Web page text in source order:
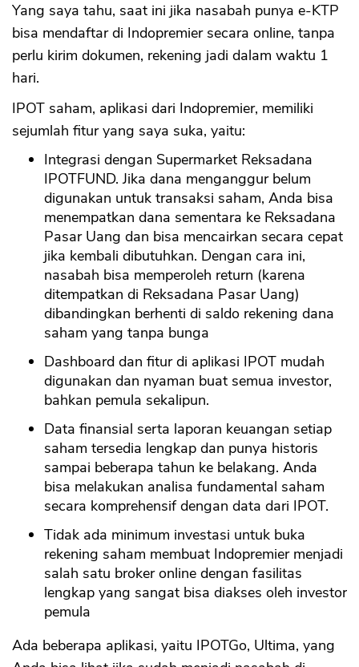
Yang saya tahu, saat ini jika nasabah punya e-KTP
bisa mendaftar di Indopremier secara online, tanpa
perlu kirim dokumen, rekening jadi dalam waktu 1
hari.
IPOT saham, aplikasi dari Indopremier, memiliki
sejumlah fitur yang saya suka, yaitu:
Integrasi dengan Supermarket Reksadana
IPOTFUND. Jika dana menganggur belum
digunakan untuk transaksi saham, Anda bisa
menempatkan dana sementara ke Reksadana
Pasar Uang dan bisa mencairkan secara cepat
jika kembali dibutuhkan. Dengan cara ini,
nasabah bisa memperoleh return (karena
ditempatkan di Reksadana Pasar Uang)
dibandingkan berhenti di saldo rekening dana
saham yang tanpa bunga
Dashboard dan fitur di aplikasi IPOT mudah
digunakan dan nyaman buat semua investor,
bahkan pemula sekalipun.
Data finansial serta laporan keuangan setiap
saham tersedia lengkap dan punya historis
sampai beberapa tahun ke belakang. Anda
bisa melakukan analisa fundamental saham
secara komprehensif dengan data dari IPOT.
Tidak ada minimum investasi untuk buka
rekening saham membuat Indopremier menjadi
salah satu broker online dengan fasilitas
lengkap yang sangat bisa diakses oleh investor
pemula
Ada beberapa aplikasi, yaitu IPOTGo, Ultima, yang